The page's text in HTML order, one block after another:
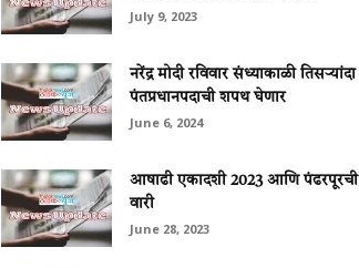
July 9, 2023
नरेंद्र मोदी रविवार संध्याकाळी तिसऱ्यांदा
पंतप्रधानपदाची शपथ घेणार
June 6, 2024
आषाढी एकादशी 2023 आणि पंढरपूरची
वारी
June 28, 2023